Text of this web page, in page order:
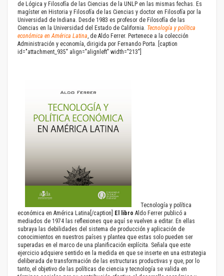
de Lógica y Filosofía de las Ciencias de la UNLP en las mismas fechas. Es
magíster en Historia y Filosofía de las Ciencias y doctor en Filosofía por la
Universidad de Indiana. Desde 1983 es profesor de Filosofía de las
Ciencias en la Universidad del Estado de California. Tecnología y política
económica en América Latina, de Aldo Ferrer. Pertenece a la colección
Administración y economía, dirigida por Fernando Porta. [caption
id="attachment_935" align="alignleft" width="213"]
Tecnología y política
económica en América Latina[/caption]
El libro Aldo Ferrer publicó a
mediados de 1974 las reflexiones que aquí se vuelven a editar. En ellas
subraya las debilidades del sistema de producción y aplicación de
conocimientos en nuestros países y plantea que estas solo pueden ser
superadas en el marco de una planificación explícita. Señala que este
ejercicio adquiere sentido en la medida en que se inserte en una estrategia
deliberada de transformación de las estructuras productivas y que, por lo
tanto, el objetivo de las políticas de ciencia y tecnología se valida en